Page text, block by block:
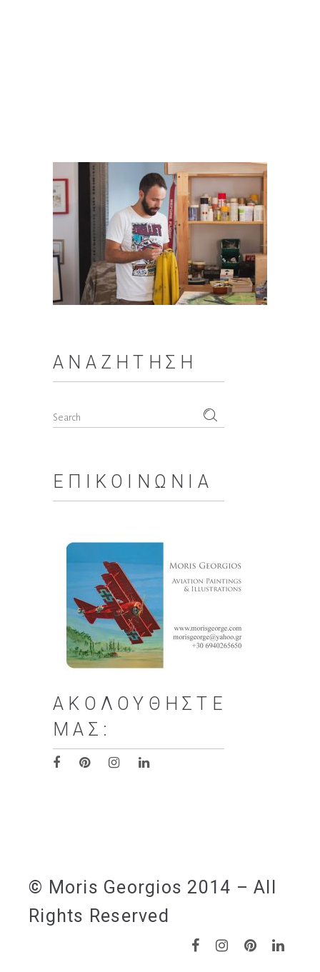
ΑΝΑΖΉΤΗΣΗ
Search
ΕΠΙΚΟΙΝΩΝΊΑ
ΑΚΟΛΟΥΘΉΣΤΕ
ΜΑΣ:
© Moris Georgios 2014 – All
Rights Reserved